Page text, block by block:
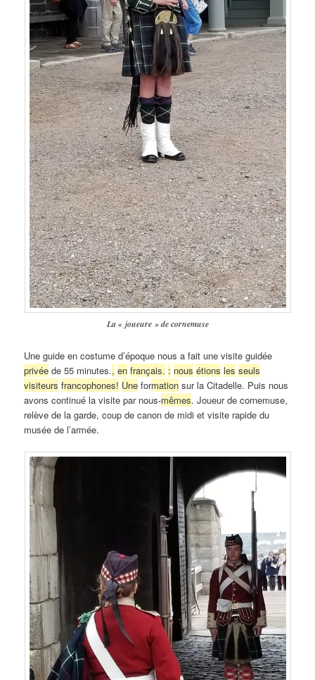
La « joueure »de cornemuse
Une guide en costume d’époque nous a fait une visite guidée
privée de 55 minutes., en français. : nous étions les seuls
visiteurs francophones! Une formation sur la Citadelle. Puis nous
avons continué la visite par nous-mêmes. Joueur de cornemuse,
relève de la garde, coup de canon de midi et visite rapide du
musée de l’armée.